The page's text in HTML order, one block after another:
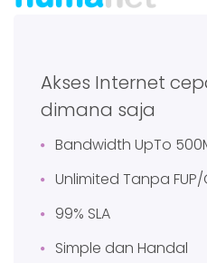
Akses Internet
dimana saja
Bandwidth UpTo
Unlimited Tanpa
99% SLA
Simple dan Handal